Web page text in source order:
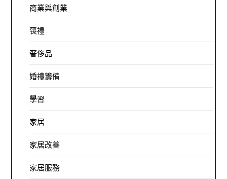
商業與創業
喪禮
奢侈品
婚禮籌備
學習
家居
家居改善
家居服務